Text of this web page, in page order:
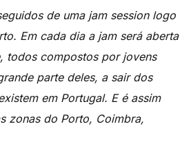
de uma jam session logo
Em cada dia a jam será aberta
todos compostos por jovens
parte deles, a sair dos
em Portugal. E é assim
zonas do Porto, Coimbra,